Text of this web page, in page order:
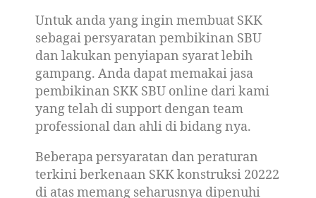
Untuk anda yang ingin membuat SKK
sebagai persyaratan pembikinan SBU
dan lakukan penyiapan syarat lebih
gampang. Anda dapat memakai jasa
pembikinan SKK SBU online dari kami
yang telah di support dengan team
professional dan ahli di bidang nya.
Beberapa persyaratan dan peraturan
terkini berkenaan SKK konstruksi 20222
di atas memang seharusnya dipenuhi